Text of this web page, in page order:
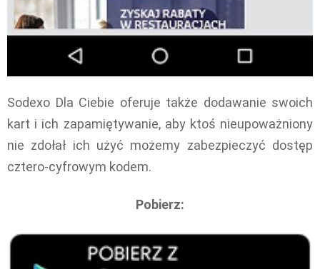
Sodexo Dla Ciebie oferuje także dodawanie swoich
kart i ich zapamiętywanie, aby ktoś nieupoważniony
nie zdołał ich użyć możemy zabezpieczyć dostęp
cztero-cyfrowym kodem.
Pobierz: